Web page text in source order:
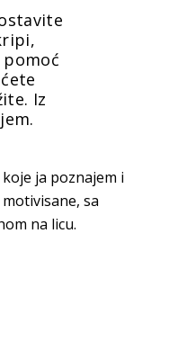
Iz
ja poznajem i
sa
na licu.